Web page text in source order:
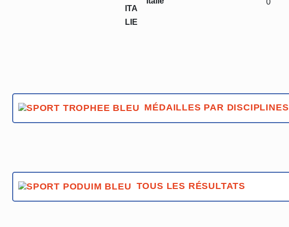
0
MÉDAILLES PAR DISCIPLINES
TOUS LES RÉSULTATS